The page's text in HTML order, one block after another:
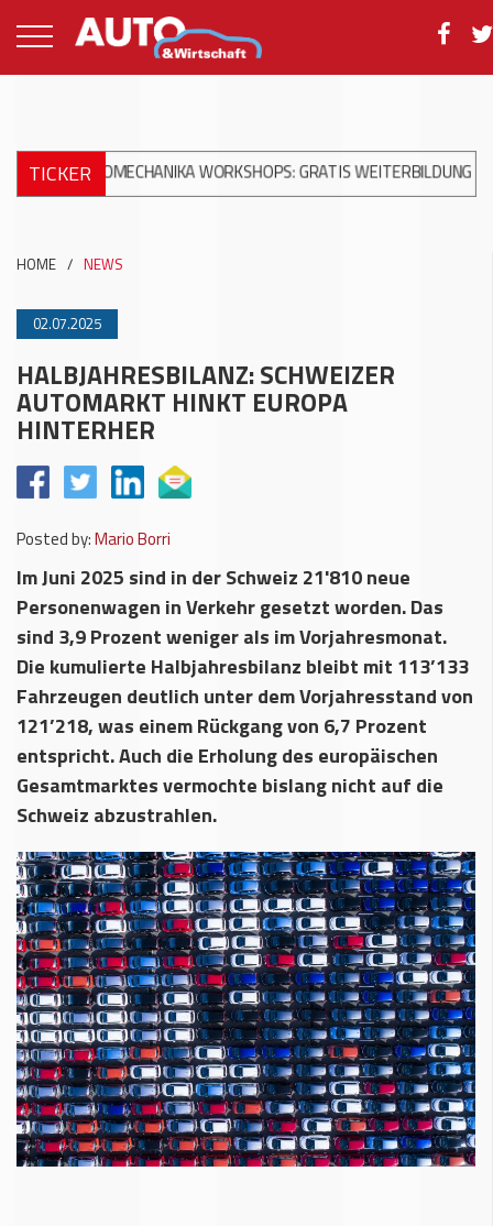
TICKER
AUTOMECHANIKA WORKSHOPS: GRATIS WEITERBILDUNG ZUR
HOME / NEWS
02.07.2025
HALBJAHRESBILANZ: SCHWEIZER
AUTOMARKT HINKT EUROPA
HINTERHER
Posted by:Mario Borri
Im Juni 2025 sind in der Schweiz 21'810 neue
Personenwagen in Verkehr gesetzt worden. Das
sind 3,9 Prozent weniger als im Vorjahresmonat.
Die kumulierte Halbjahresbilanz bleibt mit 113’133
Fahrzeugen deutlich unter dem Vorjahresstand von
121’218, was einem Rückgang von 6,7 Prozent
entspricht. Auch die Erholung des europäischen
Gesamtmarktes vermochte bislang nicht auf die
Schweiz abzustrahlen.